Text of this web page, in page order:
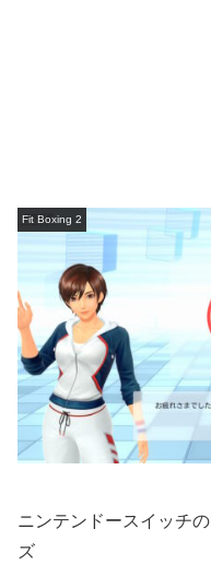
Fit Boxing 2
ニンテンドースイッチ
ズ